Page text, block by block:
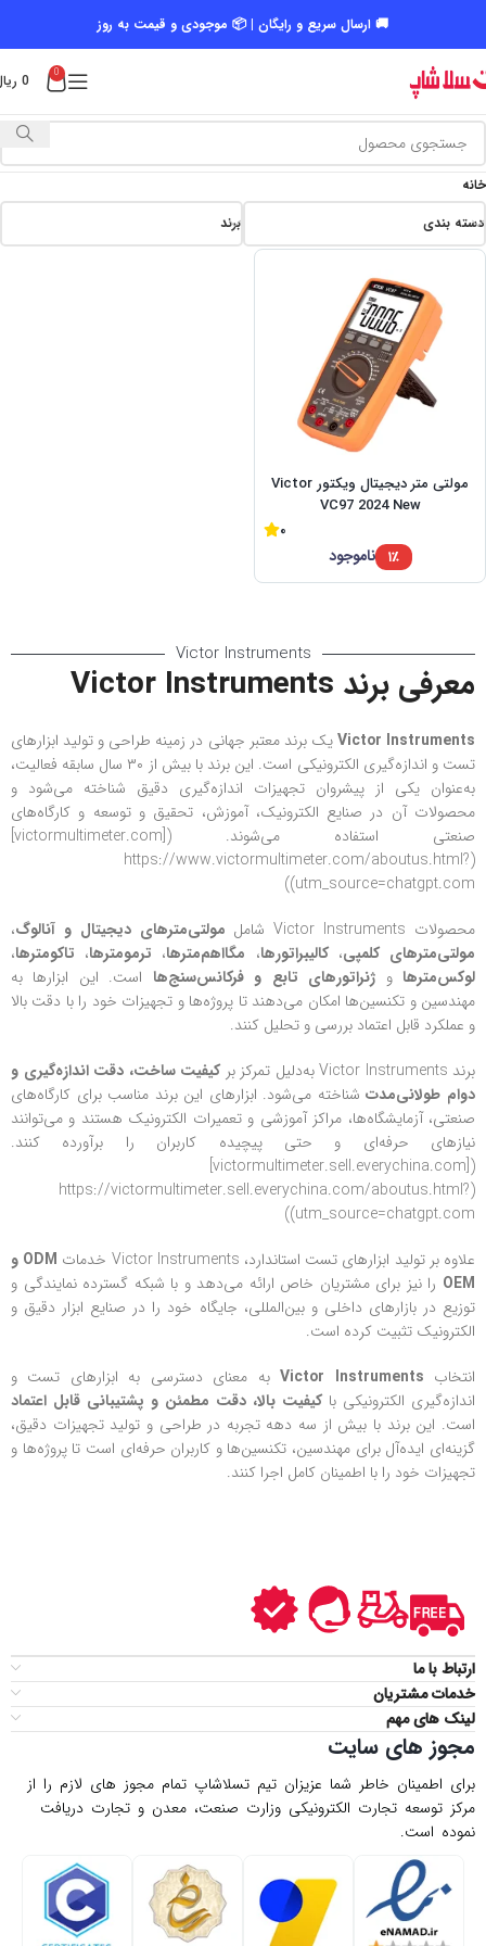
🚚 ارسال سریع و رایگان | 📦 موجودی و قیمت به روز
0
0
خانه
دسته بندی
برند
مولتی متر دیجیتال ویکتور Victor
VC97 2024 New
0
ناموجود ۱٪
Victor Instruments
معرفی برند Victor Instruments
Victor Instrumentsیک برند معتبر جهانی در زمینه طراحی و تولید ابزارهای
تست و اندازه‌گیری الکترونیکی است. این برند با بیش از ۳۰ سال سابقه فعالیت،
به‌عنوان یکی از پیشروان تجهیزات اندازه‌گیری دقیق شناخته می‌شود و
محصولات آن در صنایع الکترونیک، آموزش، تحقیق و توسعه و کارگاه‌های
صنعتی استفاده می‌شوند. ([victormultimeter.com]
(https://www.victormultimeter.com/aboutus.html?
utm_source=chatgpt.com))
محصولات Victor Instruments شامل
مولتی‌مترهای دیجیتال و آنالوگ،
مولتی‌مترهای کلمپی،کالیبراتورها، مگااهم‌مترها، ترمومترها، تاکومترها،
لوکس‌مترها و ژنراتورهای تابع و فرکانس‌سنج‌ها است. این ابزارها به
مهندسین و تکنسین‌ها امکان می‌دهند تا پروژه‌ها و تجهیزات خود را با دقت بالا
و عملکرد قابل اعتماد بررسی و تحلیل کنند.
برند Victor Instruments به‌دلیل تمرکز بر
کیفیت ساخت، دقت اندازه‌گیری و
دوام طولانی‌مدتشناخته می‌شود. ابزارهای این برند مناسب برای کارگاه‌های
صنعتی، آزمایشگاه‌ها، مراکز آموزشی و تعمیرات الکترونیک هستند و می‌توانند
نیازهای حرفه‌ای و حتی پیچیده کاربران را برآورده کنند.
([victormultimeter.sell.everychina.com]
(https://victormultimeter.sell.everychina.com/aboutus.html?
utm_source=chatgpt.com))
علاوه بر تولید ابزارهای تست استاندارد، Victor Instruments خدمات
ODM و
OEM را نیز برای مشتریان خاص ارائه می‌دهد و با شبکه گسترده نمایندگی و
توزیع در بازارهای داخلی و بین‌المللی، جایگاه خود را در صنایع ابزار دقیق و
الکترونیک تثبیت کرده است.
انتخاب Victor Instrumentsبه معنای دسترسی به ابزارهای تست و
اندازه‌گیری الکترونیکی با کیفیت بالا، دقت مطمئن و پشتیبانی قابل اعتماد
است. این برند با بیش از سه دهه تجربه در طراحی و تولید تجهیزات دقیق،
گزینه‌ای ایده‌آل برای مهندسین، تکنسین‌ها و کاربران حرفه‌ای است تا پروژه‌ها و
تجهیزات خود را با اطمینان کامل اجرا کنند.
ارتباط با ما
خدمات مشتریان
لینک های مهم
مجوز های سایت
برای اطمینان خاطر شما عزیزان تیم تسلاشاپ تمام مجوز های لازم را از
مركز توسعه تجارت الكترونیكی وزارت صنعت، معدن و تجارت دریافت
نموده است.